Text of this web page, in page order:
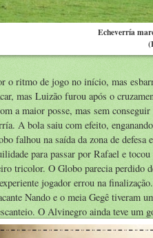
Echeverría
o ritmo de jogo no início, mas
mas Luizão furou após o
a maior posse, mas sem
A bola saiu com efeito,
falhou na saída da zona de
para passar por Rafael e
tricolor. O Globo parecia perdido
jogador errou na
Nando e o meia Gegê tiveram
O Alvinegro ainda teve um